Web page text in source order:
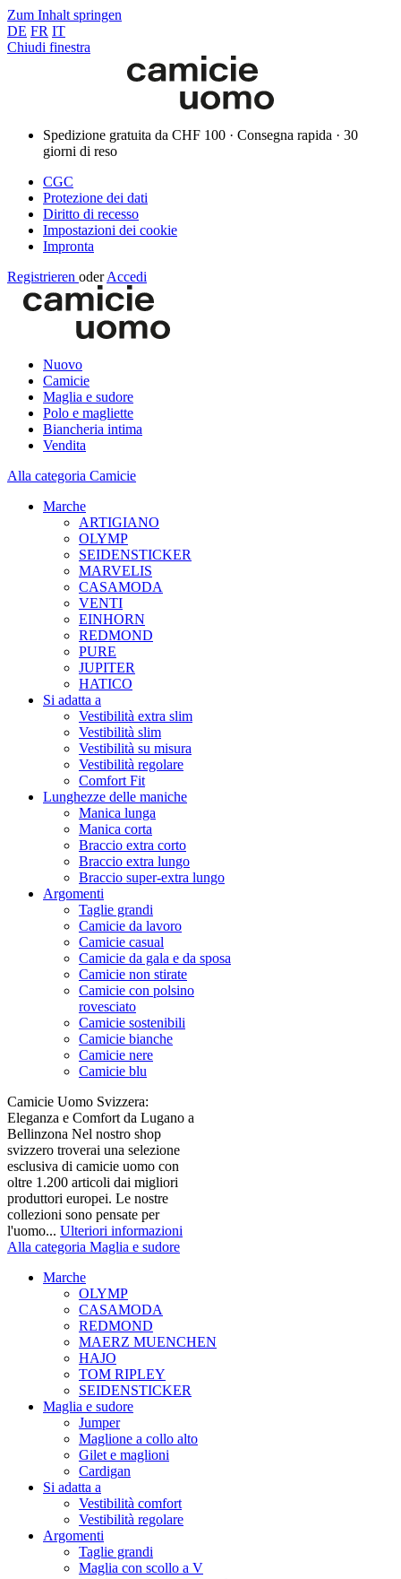
Zum Inhalt springen
DE FR IT
Chiudi finestra
Spedizione gratuita da CHF 100 · Consegna rapida · 30
giorni di reso
CGC
Protezione dei dati
Diritto di recesso
Impostazioni dei cookie
Impronta
Registrieren oder Accedi
Nuovo
Camicie
Maglia e sudore
Polo e magliette
Biancheria intima
Vendita
Alla categoria Camicie
Marche
ARTIGIANO
OLYMP
SEIDENSTICKER
MARVELIS
CASAMODA
VENTI
EINHORN
REDMOND
PURE
JUPITER
HATICO
Si adatta a
Vestibilità extra slim
Vestibilità slim
Vestibilità su misura
Vestibilità regolare
Comfort Fit
Lunghezze delle maniche
Manica lunga
Manica corta
Braccio extra corto
Braccio extra lungo
Braccio super-extra lungo
Argomenti
Taglie grandi
Camicie da lavoro
Camicie casual
Camicie da gala e da sposa
Camicie non stirate
Camicie con polsino
rovesciato
Camicie sostenibili
Camicie bianche
Camicie nere
Camicie blu
Camicie Uomo Svizzera:
Eleganza e Comfort da Lugano a
Bellinzona Nel nostro shop
svizzero troverai una selezione
esclusiva di camicie uomo con
oltre 1.200 articoli dai migliori
produttori europei. Le nostre
collezioni sono pensate per
l'uomo... Ulteriori informazioni
Alla categoria Maglia e sudore
Marche
OLYMP
CASAMODA
REDMOND
MAERZ MUENCHEN
HAJO
TOM RIPLEY
SEIDENSTICKER
Maglia e sudore
Jumper
Maglione a collo alto
Gilet e maglioni
Cardigan
Si adatta a
Vestibilità comfort
Vestibilità regolare
Argomenti
Taglie grandi
Maglia con scollo a V